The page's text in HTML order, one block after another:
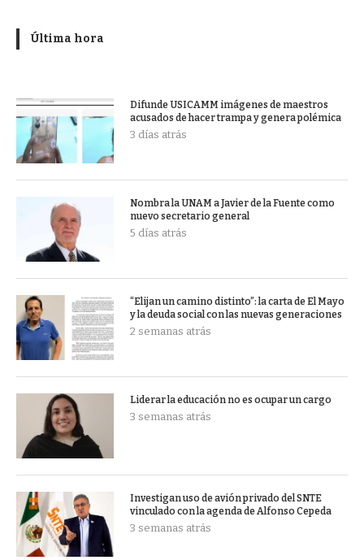
Última hora
Difunde USICAMM imágenes de maestros
acusados de hacer trampa y genera polémica
3 días atrás
Nombra la UNAM a Javier de la Fuente como
nuevo secretario general
5 días atrás
“Elijan un camino distinto”: la carta de El Mayo
y la deuda social con las nuevas generaciones
2 semanas atrás
Liderar la educación no es ocupar un cargo
3 semanas atrás
Investigan uso de avión privado del SNTE
vinculado con la agenda de Alfonso Cepeda
3 semanas atrás